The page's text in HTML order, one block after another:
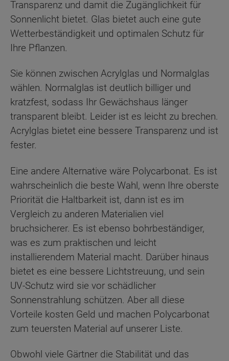
Transparenz und damit die Zugänglichkeit für
Sonnenlicht bietet. Glas bietet auch eine gute
Wetterbeständigkeit und optimalen Schutz für
Ihre Pflanzen.
Sie können zwischen Acrylglas und Normalglas
wählen. Normalglas ist deutlich billiger und
kratzfest, sodass Ihr Gewächshaus länger
transparent bleibt. Leider ist es leicht zu brechen.
Acrylglas bietet eine bessere Transparenz und ist
fester.
Eine andere Alternative wäre Polycarbonat. Es ist
wahrscheinlich die beste Wahl, wenn Ihre oberste
Priorität die Haltbarkeit ist, dann ist es im
Vergleich zu anderen Materialien viel
bruchsicherer. Es ist ebenso bohrbeständiger,
was es zum praktischen und leicht
installierendem Material macht. Darüber hinaus
bietet es eine bessere Lichtstreuung, und sein
UV-Schutz wird sie vor schädlicher
Sonnenstrahlung schützen. Aber all diese
Vorteile kosten Geld und machen Polycarbonat
zum teuersten Material auf unserer Liste.
Obwohl viele Gärtner die Stabilität und das